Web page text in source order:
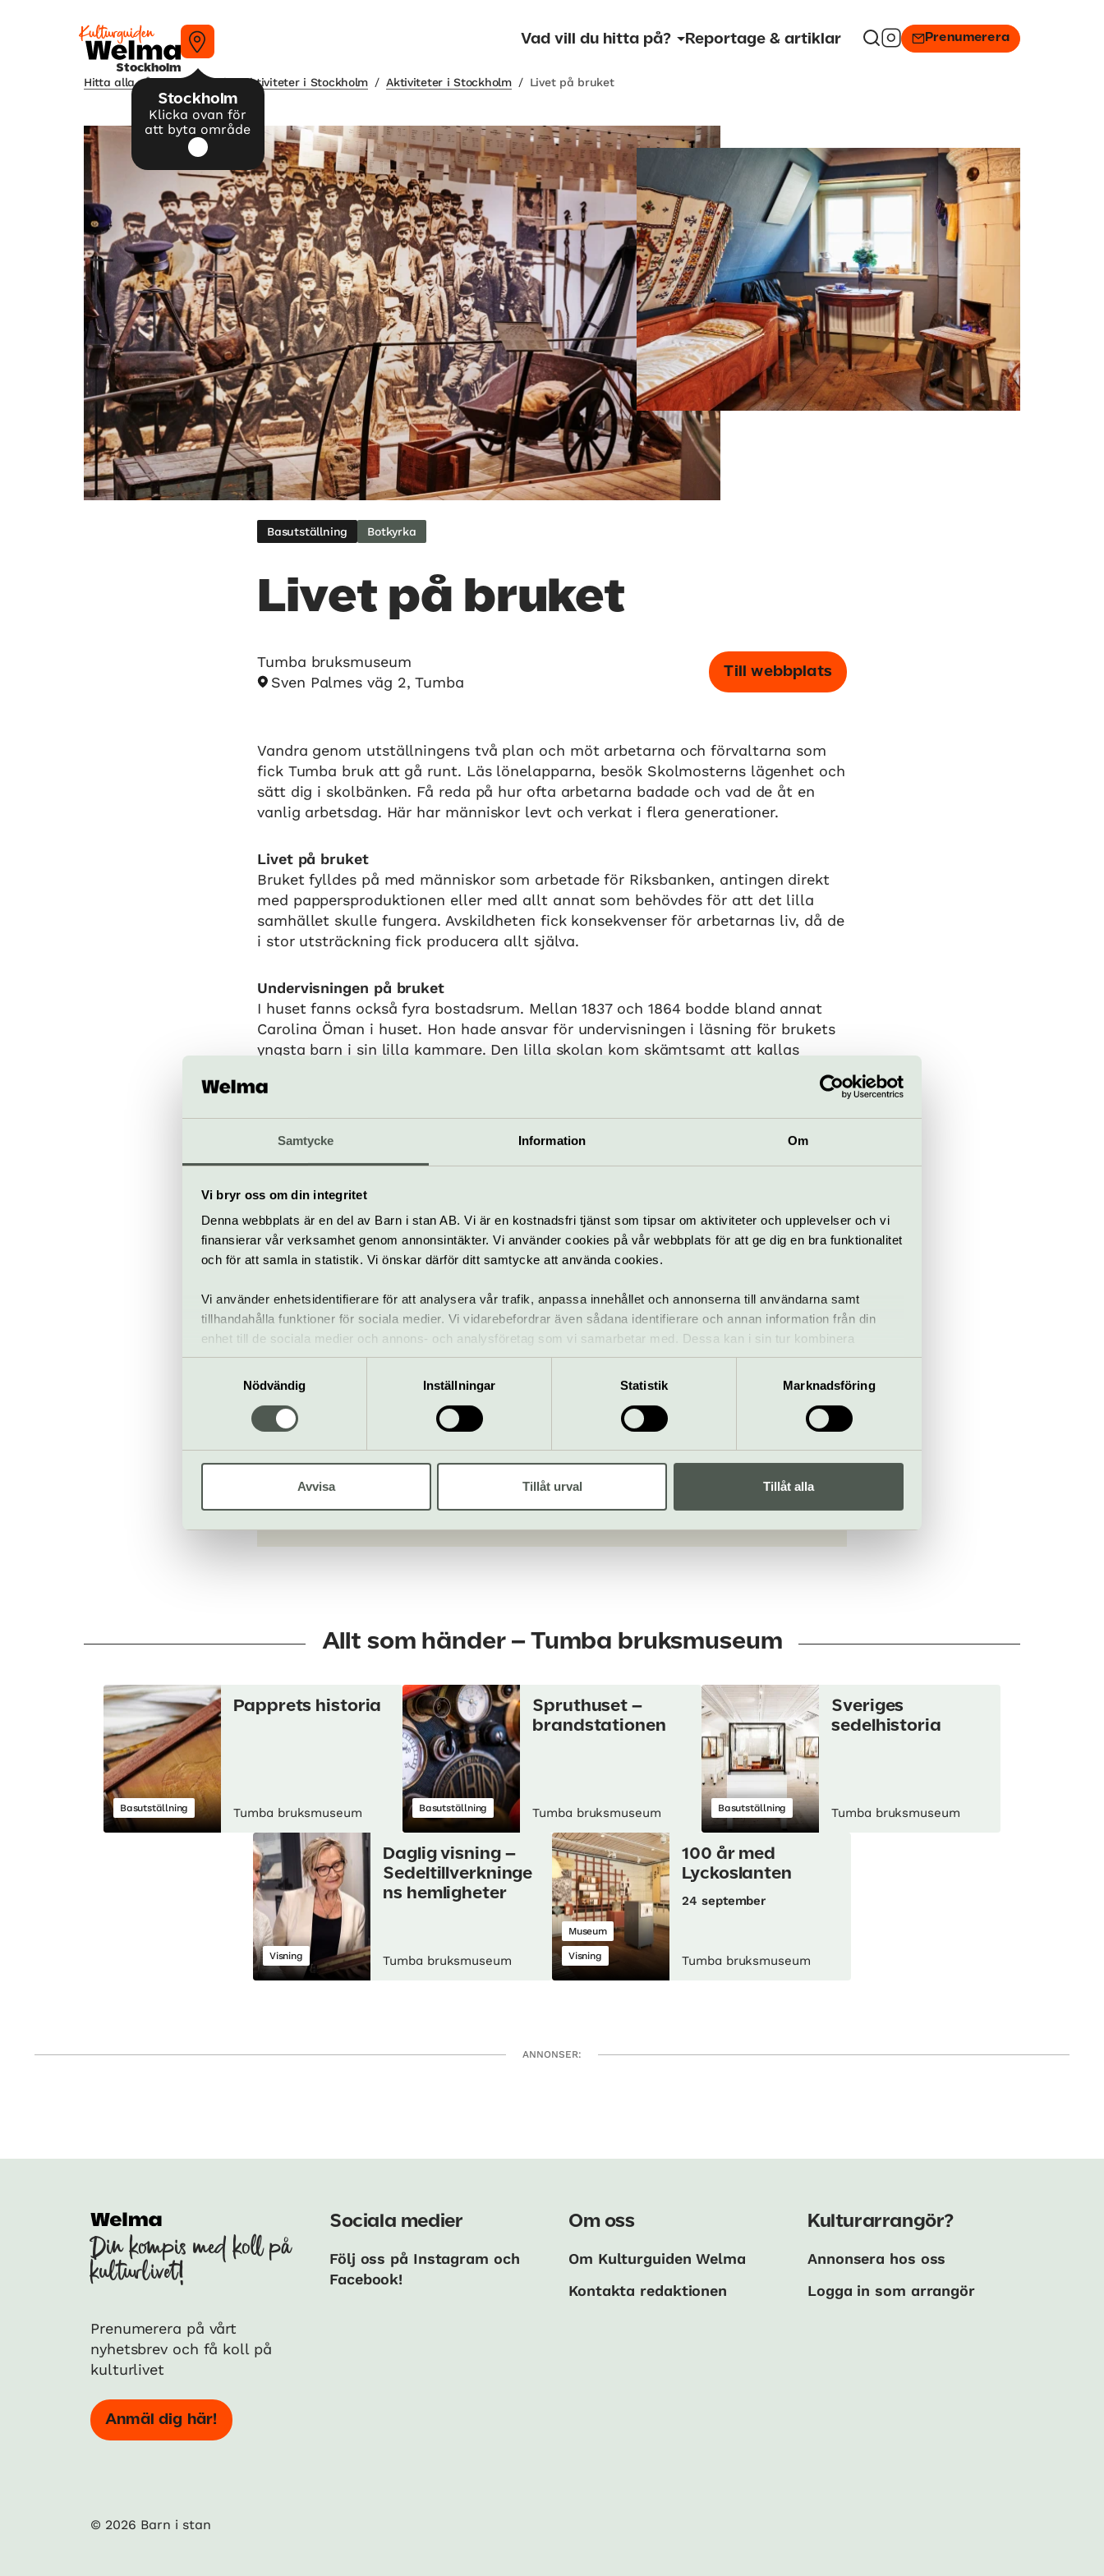
Samtycke Information Om
Vi bryr oss om din integritet
Denna webbplats är en del av Barn i stan AB. Vi är en kostnadsfri tjänst som tipsar om aktiviteter och upplevelser och vi
finansierar vår verksamhet genom annonsintäkter. Vi använder cookies på vår webbplats för att ge dig en bra funktionalitet
och för att samla in statistik. Vi önskar därför ditt samtycke att använda cookies.
Vi använder enhetsidentifierare för att analysera vår trafik, anpassa innehållet och annonserna till användarna samt
tillhandahålla funktioner för sociala medier. Vi vidarebefordrar även sådana identifierare och annan information från din
enhet till de sociala medier och annons- och analysföretag som vi samarbetar med. Dessa kan i sin tur kombinera
informationen med annan information som du har tillhandahållit eller som de har samlat in när du har använt deras tjänster.
Nödvändig
Inställningar Statistik Marknadsföring
Avvisa Tillåt urval Tillåt alla
Stockholm
Stockholm
Klicka ovan för
att byta område
Vad vill du hitta på? Reportage & artiklar Prenumerera
Hitta alla våra tips på kulturaktiviteter i Stockholm / Aktiviteter i Stockholm / Livet på bruket
Basutställning Botkyrka
Livet på bruket
Tumba bruksmuseum
Sven Palmes väg 2, Tumba
Till webbplats
Vandra genom utställningens två plan och möt arbetarna och förvaltarna som
fick Tumba bruk att gå runt. Läs lönelapparna, besök Skolmosterns lägenhet och
sätt dig i skolbänken. Få reda på hur ofta arbetarna badade och vad de åt en
vanlig arbetsdag. Här har människor levt och verkat i flera generationer.
Livet på bruket
Bruket fylldes på med människor som arbetade för Riksbanken, antingen direkt
med pappersproduktionen eller med allt annat som behövdes för att det lilla
samhället skulle fungera. Avskildheten fick konsekvenser för arbetarnas liv, då de
i stor utsträckning fick producera allt själva.
Undervisningen på bruket
I huset fanns också fyra bostadsrum. Mellan 1837 och 1864 bodde bland annat
Carolina Öman i huset. Hon hade ansvar för undervisningen i läsning för brukets
yngsta barn i sin lilla kammare. Den lilla skolan kom skämtsamt att kallas
Bra att veta
Kafé
Hiss och ramper
Restaurang
Pendeltåg till Tumba station, buss 725
till hållplats Tumba bruksmuseum, ca
150m till museet.
Tumba bruksmuseum
Sven Palmes väg 2, Tumba
info@tumbabruksmuseum.se
Allt som händer – Tumba bruksmuseum
Basutställning
Papprets historia
Tumba bruksmuseum Basutställning
Spruthuset –
brandstationen
Tumba bruksmuseum Basutställning
Sveriges
sedelhistoria
Tumba bruksmuseum
Visning
Daglig visning –
Sedeltillverkninge
ns hemligheter
Tumba bruksmuseum
Museum
Visning
100 år med
Lyckoslanten
24 september
Tumba bruksmuseum
ANNONSER:
Din kompis med koll på
kulturlivet!
Prenumerera på vårt
nyhetsbrev och få koll på
kulturlivet
Anmäl dig här!
Sociala medier
Följ oss på Instagram och
Facebook!
Om oss
Om Kulturguiden Welma
Kontakta redaktionen
Kulturarrangör?
Annonsera hos oss
Logga in som arrangör
© 2026 Barn i stan